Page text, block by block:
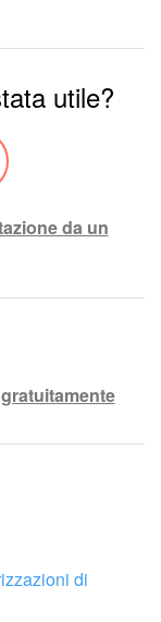
utile?
da un
di